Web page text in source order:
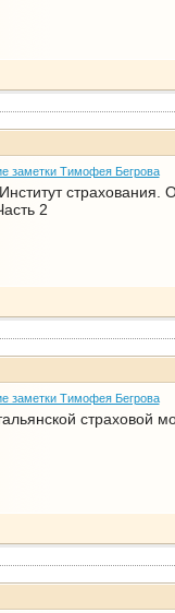
заметки Тимофея Бегрова
страхования.
2
заметки Тимофея Бегрова
страховой